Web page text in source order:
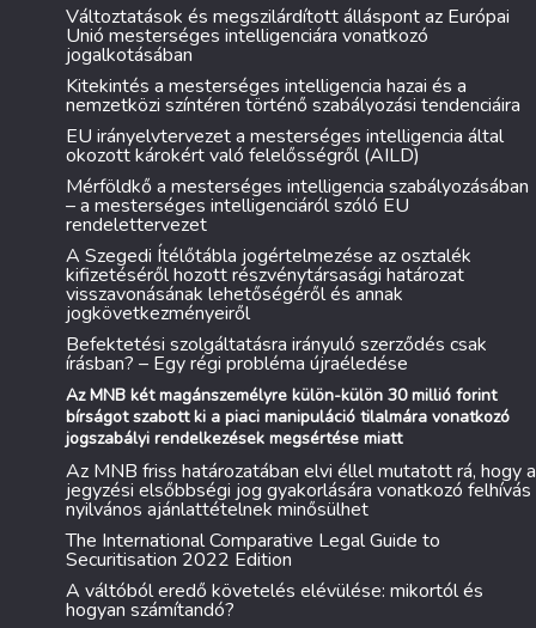
Változtatások és megszilárdított álláspont az Európai
Unió mesterséges intelligenciára vonatkozó
jogalkotásában
Kitekintés a mesterséges intelligencia hazai és a
nemzetközi színtéren történő szabályozási tendenciáira
EU irányelvtervezet a mesterséges intelligencia által
okozott károkért való felelősségről (AILD)
Mérföldkő a mesterséges intelligencia szabályozásában
– a mesterséges intelligenciáról szóló EU
rendelettervezet
A Szegedi Ítélőtábla jogértelmezése az osztalék
kifizetéséről hozott részvénytársasági határozat
visszavonásának lehetőségéről és annak
jogkövetkezményeiről
Befektetési szolgáltatásra irányuló szerződés csak
írásban? – Egy régi probléma újraéledése
Az MNB két magánszemélyre külön-külön 30 millió forint
bírságot szabott ki a piaci manipuláció tilalmára vonatkozó
jogszabályi rendelkezések megsértése miatt
Az MNB friss határozatában elvi éllel mutatott rá, hogy a
jegyzési elsőbbségi jog gyakorlására vonatkozó felhívás
nyilvános ajánlattételnek minősülhet
The International Comparative Legal Guide to
Securitisation 2022 Edition
A váltóból eredő követelés elévülése: mikortól és
hogyan számítandó?